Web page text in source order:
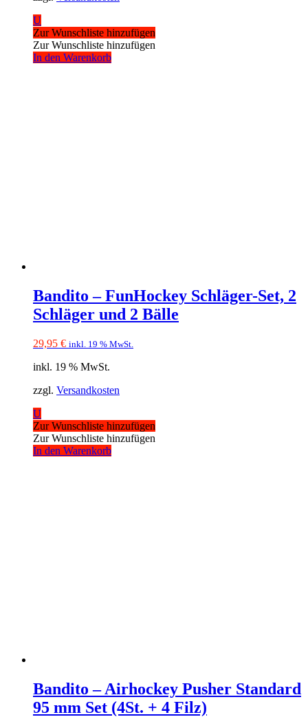
U
Zur Wunschliste hinzufügen
Zur Wunschliste hinzufügen
In den Warenkorb
Bandito – FunHockey Schläger-Set, 2
Schläger und 2 Bälle
29,95 € inkl. 19 % MwSt.
inkl. 19 % MwSt.
zzgl. Versandkosten
U
Zur Wunschliste hinzufügen
Zur Wunschliste hinzufügen
In den Warenkorb
Bandito – Airhockey Pusher Standard
95 mm Set (4St. + 4 Filz)